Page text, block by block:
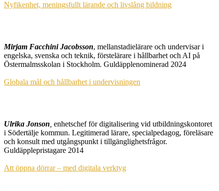
Nyfikenhet, meningsfullt lärande och livslång bildning
Mirjam Facchini Jacobsson, mellanstadielärare och undervisar i
engelska, svenska och teknik, förstelärare i hållbarhet och AI på
Östermalmsskolan i Stockholm. Guldäpplenominerad 2024
Globala mål och hållbarhet i undervisningen
Ulrika Jonson enhetschef för digitalisering vid utbildningskontoret
i Södertälje kommun. Legitimerad lärare, specialpedagog, föreläsare
och konsult med utgångspunkt i tillgänglighetsfrågor.
Guldäpplepristagare 2014
Att öppna dörrar – med digitala verktyg